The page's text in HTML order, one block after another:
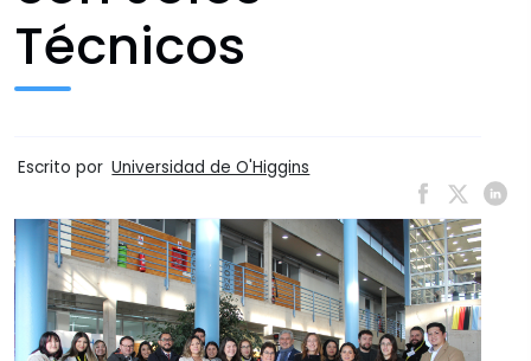
Técnicos
Escrito por Universidad de O'Higgins